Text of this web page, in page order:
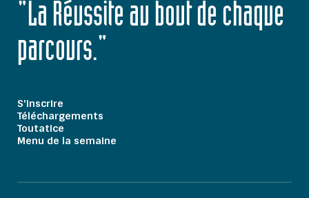
"La Réussite au bout de chaque
parcours."
S'inscrire
Téléchargements
Toutatice
Menu de la semaine